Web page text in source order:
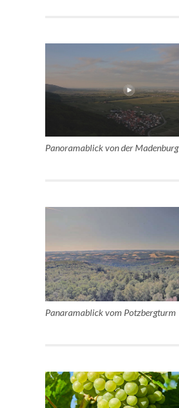
Panoramablick von der Madenburg
Panaramablick vom Potzbergturm